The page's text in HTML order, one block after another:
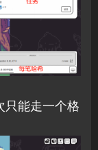
只能走一个格